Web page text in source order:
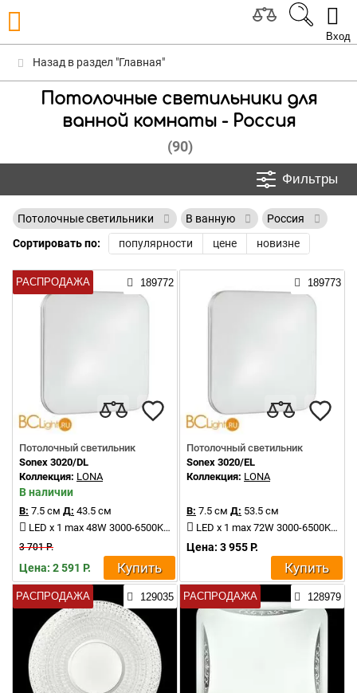
Вход
Назад в раздел "Главная"
Потолочные светильники для
ванной комнаты - Россия
(90)
Фильтры
Потолочные светильники В ванную
Россия
Сортировать по:
популярности цене новизне
РАСПРОДАЖА 189772
Потолочный светильник
Sonex 3020/DL
Коллекция: LONA
В наличии
В: 7.5 см Д: 43.5 см
LED x 1 max 48W 3000-6500K 3400-3800Lm
3 701 Р.
Цена: 2 591 Р. Купить
189773
Потолочный светильник
Sonex 3020/EL
Коллекция: LONA
В: 7.5 см Д: 53.5 см
LED x 1 max 72W 3000-6500K 5200-5800Lm
Цена: 3 955 Р.
Купить
РАСПРОДАЖА 129035 РАСПРОДАЖА 128979